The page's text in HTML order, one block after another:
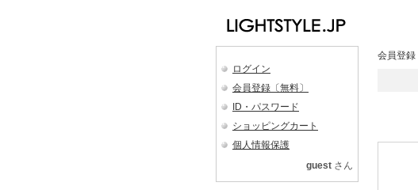
ログイン
会員登録〔無料〕
ID・パスワード
ショッピングカート
個人情報保護
guest さん
会員登録